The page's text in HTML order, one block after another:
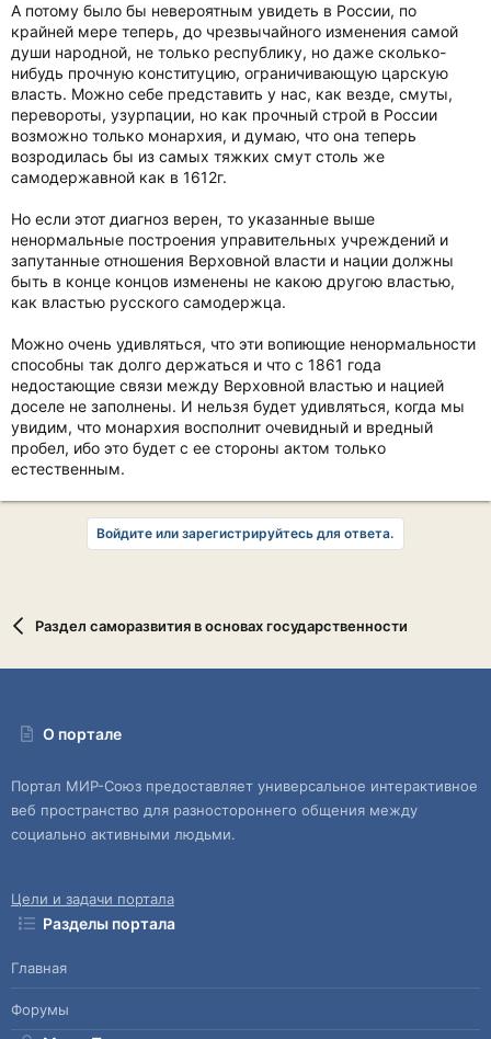
А потому было бы невероятным увидеть в России, по
крайней мере теперь, до чрезвычайного изменения самой
души народной, не только республику, но даже сколько-
нибудь прочную конституцию, ограничивающую царскую
власть. Можно себе представить у нас, как везде, смуты,
перевороты, узурпации, но как прочный строй в России
возможно только монархия, и думаю, что она теперь
возродилась бы из самых тяжких смут столь же
самодержавной как в 1612г.
Но если этот диагноз верен, то указанные выше
ненормальные построения управительных учреждений и
запутанные отношения Верховной власти и нации должны
быть в конце концов изменены не какою другою властью,
как властью русского самодержца.
Можно очень удивляться, что эти вопиющие ненормальности
способны так долго держаться и что с 1861 года
недостающие связи между Верховной властью и нацией
доселе не заполнены. И нельзя будет удивляться, когда мы
увидим, что монархия восполнит очевидный и вредный
пробел, ибо это будет с ее стороны актом только
естественным.
Войдите или зарегистрируйтесь для ответа.
Раздел саморазвития в основах государственности
О портале
Портал МИР-Союз предоставляет универсальное интерактивное
веб пространство для разностороннего общения между
социально активными людьми.
Цели и задачи портала
Разделы портала
Главная
Форумы